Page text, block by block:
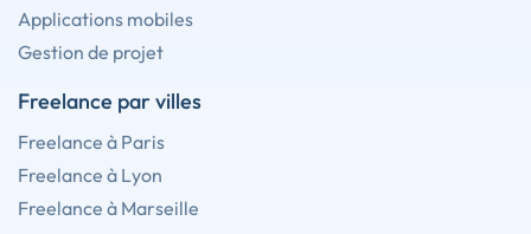
Applications mobiles
Gestion de projet
Freelance par villes
Freelance à Paris
Freelance à Lyon
Freelance à Marseille